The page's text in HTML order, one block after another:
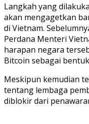
Langkah yang
akan mengagetkan
di Vietnam.
Perdana Menteri
harapan negara
Bitcoin sebagai
Meskipun kemudian
tentang lembaga
diblokir dari